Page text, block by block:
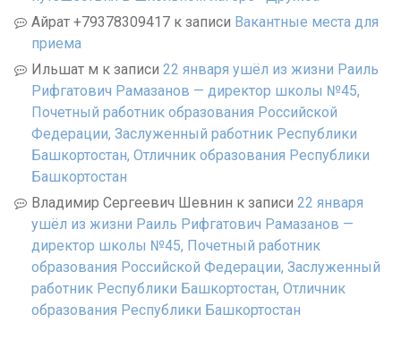
Айрат +79378309417 к записи Вакантные места для
приема
Ильшат м к записи 22 января ушёл из жизни Раиль
Рифгатович Рамазанов — директор школы №45,
Почетный работник образования Российской
Федерации, Заслуженный работник Республики
Башкортостан, Отличник образования Республики
Башкортостан
Владимир Сергеевич Шевнин к записи 22 января
ушёл из жизни Раиль Рифгатович Рамазанов —
директор школы №45, Почетный работник
образования Российской Федерации, Заслуженный
работник Республики Башкортостан, Отличник
образования Республики Башкортостан